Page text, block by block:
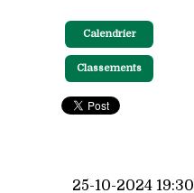
Calendrier
Classements
25-10-2024 19:30